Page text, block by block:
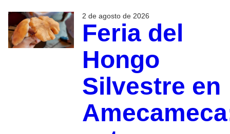
2 de agosto de 2026
Feria del
Hongo
Silvestre en